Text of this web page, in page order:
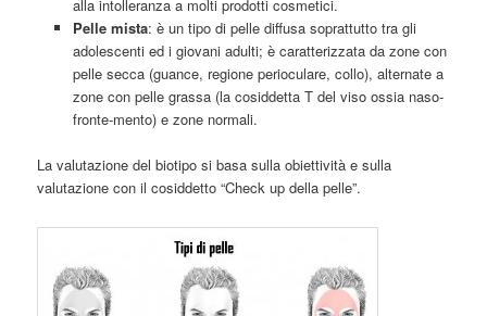
alla intolleranza a molti prodotti cosmetici.
Pelle mista: è un tipo di pelle diffusa soprattutto tra gli
adolescenti ed i giovani adulti; è caratterizzata da zone con
pelle secca (guance, regione perioculare, collo), alternate a
zone con pelle grassa (la cosiddetta T del viso ossia naso-
fronte-mento) e zone normali.
La valutazione del biotipo si basa sulla obiettività e sulla
valutazione con il cosiddetto “Check up della pelle”.